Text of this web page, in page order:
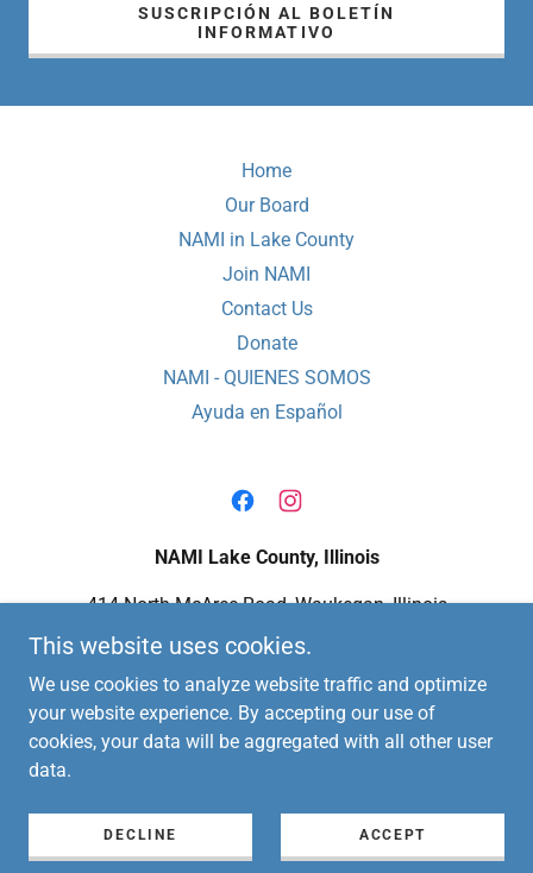
SUSCRIPCIÓN AL BOLETÍN
INFORMATIVO
Home
Our Board
NAMI in Lake County
Join NAMI
Contact Us
Donate
NAMI - QUIENES SOMOS
Ayuda en Español
NAMI Lake County, Illinois
414 North McAree Road, Waukegan, Illinois
60085, United States
847-249-1515(Inglés)224-818-6264 (Español)
Copyright © 2026 NAMI Lake County Illinois - All Rights
This website uses cookies.
We use cookies to analyze website traffic and optimize
your website experience. By accepting our use of
cookies, your data will be aggregated with all other user
data.
DECLINE ACCEPT